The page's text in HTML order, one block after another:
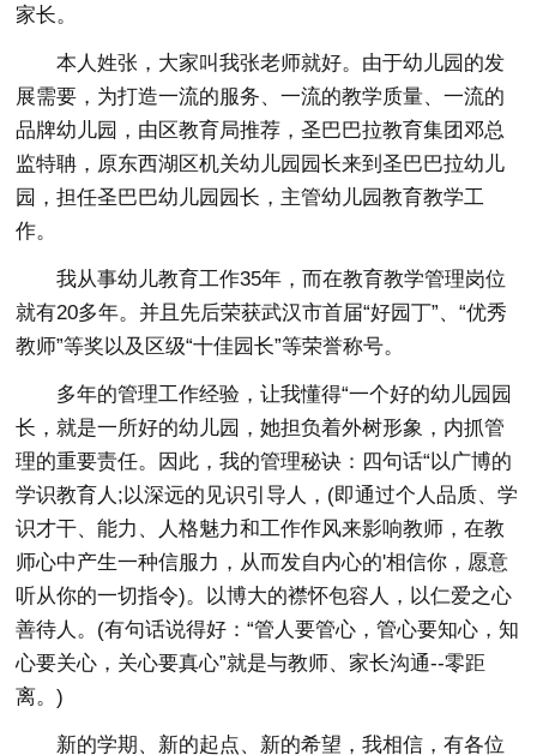
家长。
本人姓张，大家叫我张老师就好。由于幼儿园的发
展需要，为打造一流的服务、一流的教学质量、一流的
品牌幼儿园，由区教育局推荐，圣巴巴拉教育集团邓总
监特聃，原东西湖区机关幼儿园园长来到圣巴巴拉幼儿
园，担任圣巴巴幼儿园园长，主管幼儿园教育教学工
作。
我从事幼儿教育工作35年，而在教育教学管理岗位
就有20多年。并且先后荣获武汉市首届“好园丁”、“优秀
教师”等奖以及区级“十佳园长”等荣誉称号。
多年的管理工作经验，让我懂得“一个好的幼儿园园
长，就是一所好的幼儿园，她担负着外树形象，内抓管
理的重要责任。因此，我的管理秘诀：四句话“以广博的
学识教育人;以深远的见识引导人，(即通过个人品质、学
识才干、能力、人格魅力和工作作风来影响教师，在教
师心中产生一种信服力，从而发自内心的'相信你，愿意
听从你的一切指令)。以博大的襟怀包容人，以仁爱之心
善待人。(有句话说得好：“管人要管心，管心要知心，知
心要关心，关心要真心”就是与教师、家长沟通--零距
离。)
新的学期、新的起点、新的希望，我相信，有各位